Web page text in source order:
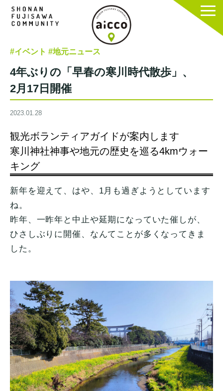
#イベント #地元ニュース
4年ぶりの「早春の寒川時代散歩」、
2月17日開催
2023.01.28
観光ボランティアガイドが案内します
寒川神社神事や地元の歴史を巡る4kmウォー
キング
新年を迎えて、はや、1月も過ぎようとしています
ね。
昨年、一昨年と中止や延期になっていた催しが、
ひさしぶりに開催、なんてことが多くなってきま
した。